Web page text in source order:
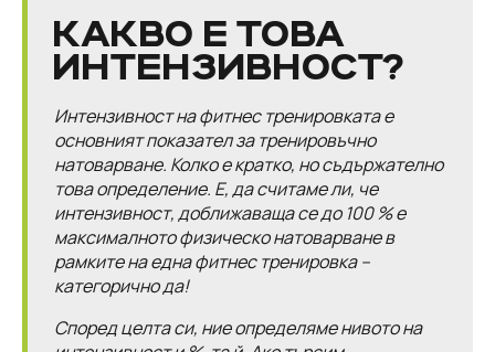
КАКВО Е ТОВА
ИНТЕНЗИВНОСТ?
Интензивност на фитнес тренировката е
основният показател за тренировъчно
натоварване. Колко е кратко, но съдържателно
това определение. Е, да считаме ли, че
интензивност, доближаваща се до 100 % е
максималното физическо натоварване в
рамките на една фитнес тренировка –
категорично да!
Според целта си, ние определяме нивото на